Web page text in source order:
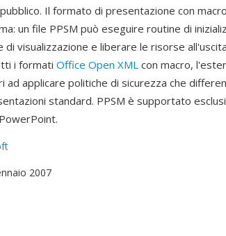
Il formato di presentazione con
un file PPSM può eseguire routine di
di visualizzazione e liberare le risorse
i formati Office Open XML con macro,
ad applicare politiche di sicurezza che
standard. PPSM è supportato
2007